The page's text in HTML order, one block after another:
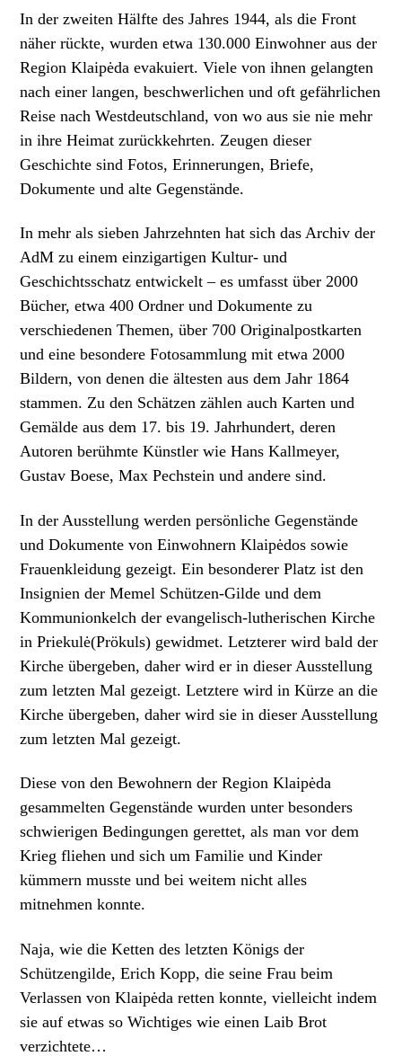
In der zweiten Hälfte des Jahres 1944, als die Front
näher rückte, wurden etwa 130.000 Einwohner aus der
Region Klaipėda evakuiert. Viele von ihnen gelangten
nach einer langen, beschwerlichen und oft gefährlichen
Reise nach Westdeutschland, von wo aus sie nie mehr
in ihre Heimat zurückkehrten. Zeugen dieser
Geschichte sind Fotos, Erinnerungen, Briefe,
Dokumente und alte Gegenstände.
In mehr als sieben Jahrzehnten hat sich das Archiv der
AdM zu einem einzigartigen Kultur- und
Geschichtsschatz entwickelt – es umfasst über 2000
Bücher, etwa 400 Ordner und Dokumente zu
verschiedenen Themen, über 700 Originalpostkarten
und eine besondere Fotosammlung mit etwa 2000
Bildern, von denen die ältesten aus dem Jahr 1864
stammen. Zu den Schätzen zählen auch Karten und
Gemälde aus dem 17. bis 19. Jahrhundert, deren
Autoren berühmte Künstler wie Hans Kallmeyer,
Gustav Boese, Max Pechstein und andere sind.
In der Ausstellung werden persönliche Gegenstände
und Dokumente von Einwohnern Klaipėdos sowie
Frauenkleidung gezeigt. Ein besonderer Platz ist den
Insignien der Memel Schützen-Gilde und dem
Kommunionkelch der evangelisch-lutherischen Kirche
in Priekulė(Prökuls) gewidmet. Letzterer wird bald der
Kirche übergeben, daher wird er in dieser Ausstellung
zum letzten Mal gezeigt. Letztere wird in Kürze an die
Kirche übergeben, daher wird sie in dieser Ausstellung
zum letzten Mal gezeigt.
Diese von den Bewohnern der Region Klaipėda
gesammelten Gegenstände wurden unter besonders
schwierigen Bedingungen gerettet, als man vor dem
Krieg fliehen und sich um Familie und Kinder
kümmern musste und bei weitem nicht alles
mitnehmen konnte.
Naja, wie die Ketten des letzten Königs der
Schützengilde, Erich Kopp, die seine Frau beim
Verlassen von Klaipėda retten konnte, vielleicht indem
sie auf etwas so Wichtiges wie einen Laib Brot
verzichtete…